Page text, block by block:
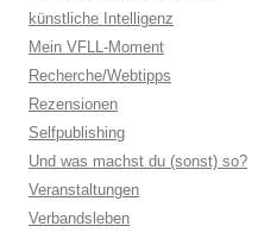
künstliche Intelligenz
Mein VFLL-Moment
Recherche/Webtipps
Rezensionen
Selfpublishing
Und was machst du (sonst) so?
Veranstaltungen
Verbandsleben